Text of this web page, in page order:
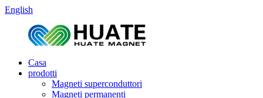
English
Casa
prodotti
Magneti superconduttori
Magneti permanenti